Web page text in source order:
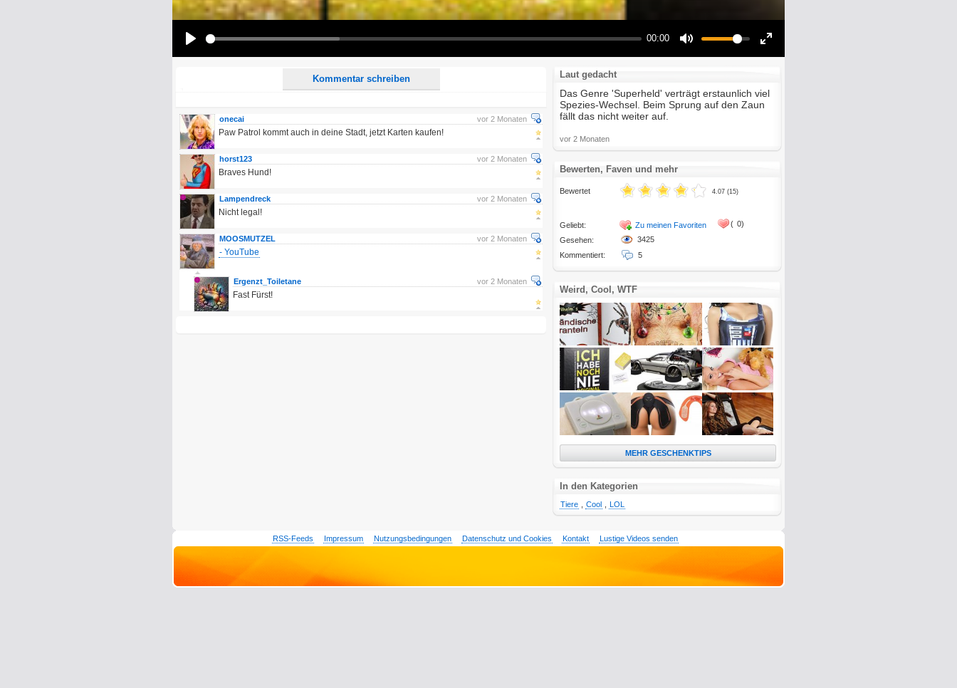
00:00
Kommentar schreiben
URLs werden automatisch umgewandelt. Bitte verwende "www." oder "http://" in URLs
Ich möchte eine E-Mail, wenn auf dieser Seite weitere Kommentare erscheinen.
vor 2 Monaten
onecai
Paw Patrol kommt auch in deine Stadt, jetzt Karten kaufen!
vor 2 Monaten
horst123
Braves Hund!
vor 2 Monaten
Lampendreck
Nicht legal!
vor 2 Monaten
MOOSMUTZEL
- YouTube
vor 2 Monaten
Ergenzt_Toiletane
Fast Fürst!
Laut gedacht
Das Genre 'Superheld' verträgt erstaunlich viel
Spezies-Wechsel. Beim Sprung auf den Zaun
fällt das nicht weiter auf.
vor 2 Monaten
Bewerten, Faven und mehr
Bewertet
Geliebt:
Gesehen:
Kommentiert:
4.07 (15)
Zu meinen Favoriten
3425
5
( 0)
Weird, Cool, WTF
MEHR GESCHENKTIPS
In den Kategorien
Tiere Cool LOL
RSS-Feeds Impressum Nutzungsbedingungen Datenschutz und Cookies Kontakt Lustige Videos senden